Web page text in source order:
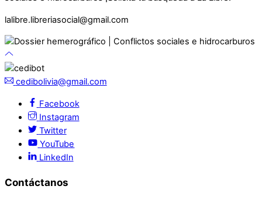
lalibre.libreriasocial@gmail.com
cedibolivia@gmail.com
Facebook
Instagram
Twitter
YouTube
LinkedIn
Contáctanos